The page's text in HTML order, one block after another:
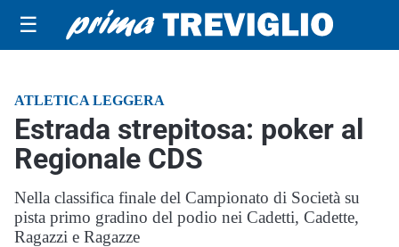
☰
ATLETICA LEGGERA
Estrada strepitosa: poker al
Regionale CDS
Nella classifica finale del Campionato di Società su
pista primo gradino del podio nei Cadetti, Cadette,
Ragazzi e Ragazze